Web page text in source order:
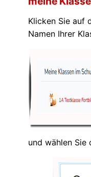
Klicken Sie auf
Namen Ihrer
und wählen Sie